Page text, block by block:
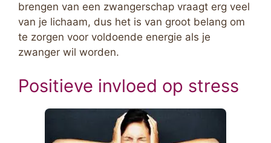
brengen van een zwangerschap vraagt erg veel
van je lichaam, dus het is van groot belang om
te zorgen voor voldoende energie als je
zwanger wil worden.
Positieve invloed op stress